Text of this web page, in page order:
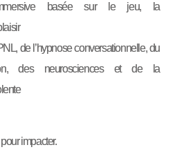
basée sur le jeu, la
de l’hypnose conversationnelle, du
des neurosciences et de la
impacter.